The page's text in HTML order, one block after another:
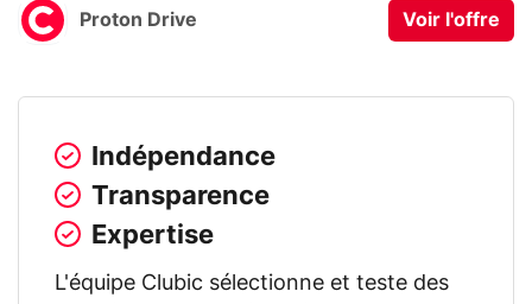
Proton Drive Voir l'offre
Indépendance
Transparence
Expertise
L'équipe Clubic sélectionne et teste des